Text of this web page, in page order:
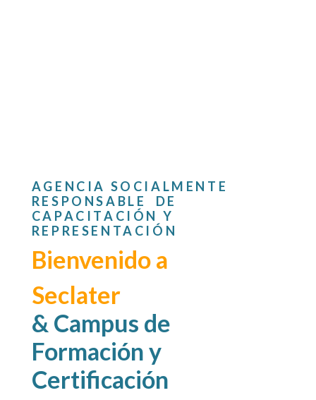
AGENCIA SOCIALMENTE
RESPONSABLE DE
CAPACITACIÓN Y
REPRESENTACIÓN
Bienvenido a
Seclater
& Campus de
Formación y
Certificación